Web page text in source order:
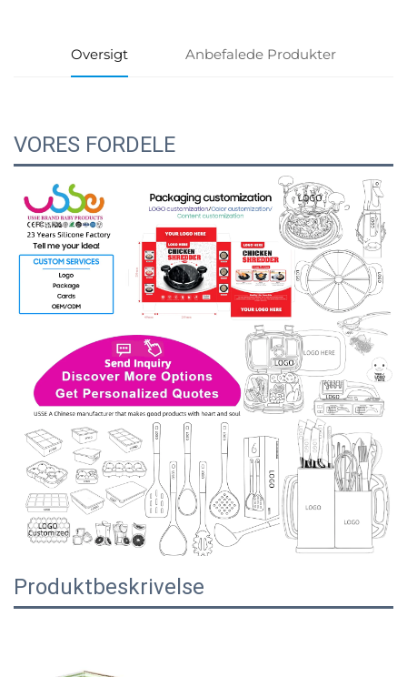
Oversigt Anbefalede Produkter
VORES FORDELE
Produktbeskrivelse